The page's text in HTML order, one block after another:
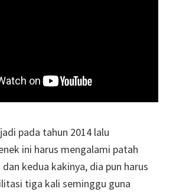
pada tahun 2014 lalu
ini harus mengalami patah
kedua kakinya, dia pun harus
tiga kali seminggu guna